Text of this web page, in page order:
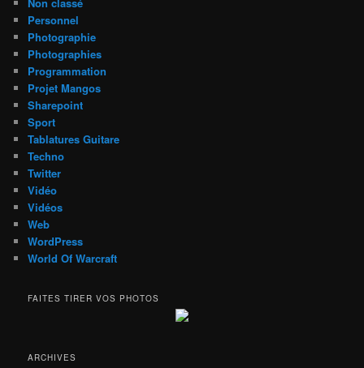
Personnel
Photographie
Photographies
Programmation
Projet Mangos
Sharepoint
Sport
Tablatures Guitare
Techno
Twitter
Vidéo
Vidéos
Web
WordPress
World Of Warcraft
FAITES TIRER VOS PHOTOS
ARCHIVES